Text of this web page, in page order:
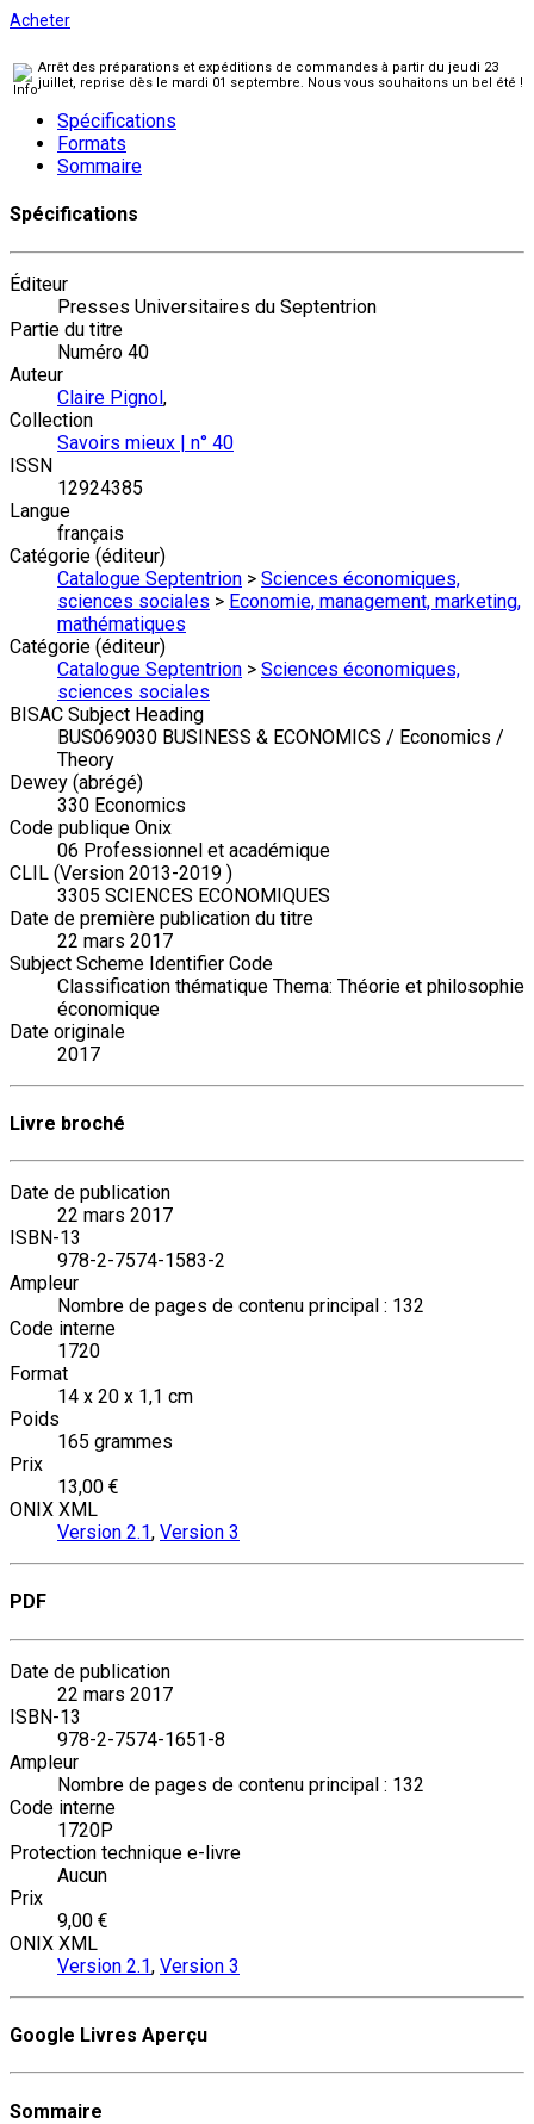
Acheter
Arrêt des préparations et expéditions de commandes à partir du jeudi 23
juillet, reprise dès le mardi 01 septembre. Nous vous souhaitons un bel été !
Spécifications
Formats
Sommaire
Spécifications
Éditeur
Presses Universitaires du Septentrion
Partie du titre
Numéro 40
Auteur
Claire Pignol,
Collection
Savoirs mieux | n° 40
ISSN
12924385
Langue
français
Catégorie (éditeur)
Catalogue Septentrion > Sciences économiques,
sciences sociales > Economie, management, marketing,
mathématiques
Catégorie (éditeur)
Catalogue Septentrion > Sciences économiques,
sciences sociales
BISAC Subject Heading
BUS069030 BUSINESS & ECONOMICS / Economics /
Theory
Dewey (abrégé)
330 Economics
Code publique Onix
06 Professionnel et académique
CLIL (Version 2013-2019 )
3305 SCIENCES ECONOMIQUES
Date de première publication du titre
22 mars 2017
Subject Scheme Identifier Code
Classification thématique Thema: Théorie et philosophie
économique
Date originale
2017
Livre broché
Date de publication
22 mars 2017
ISBN-13
978-2-7574-1583-2
Ampleur
Nombre de pages de contenu principal : 132
Code interne
1720
Format
14 x 20 x 1,1 cm
Poids
165 grammes
Prix
13,00 €
ONIX XML
Version 2.1, Version 3
PDF
Date de publication
22 mars 2017
ISBN-13
978-2-7574-1651-8
Ampleur
Nombre de pages de contenu principal : 132
Code interne
1720P
Protection technique e-livre
Aucun
Prix
9,00 €
ONIX XML
Version 2.1, Version 3
Google Livres Aperçu
Sommaire